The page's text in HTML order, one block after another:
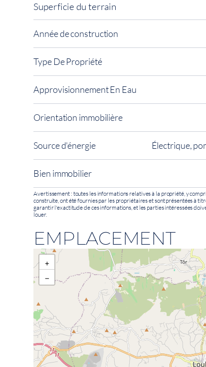
Superficie du terrain
Année de construction
Type De Propriété
Approvisionnement En Eau
Orientation immobilière
Source d'énergie Électrique,
Bien immobilier
Avertissement : toutes les informations relatives à la propriété, y
construite, ont été fournies par les propriétaires et sont présentées à
garantir l'exactitude de ces informations, et les parties intéressées
louer.
EMPLACEMENT
+
−